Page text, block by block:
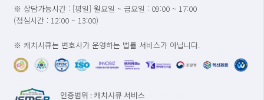
※ 상담가능시간 : [평일] 월요일 ~ 금요일 : 09:00 ~ 17:00
(점심시간 : 12:00 ~ 13:00)
※ 캐치시큐는 변호사가 운영하는 법률 서비스가 아닙니다.